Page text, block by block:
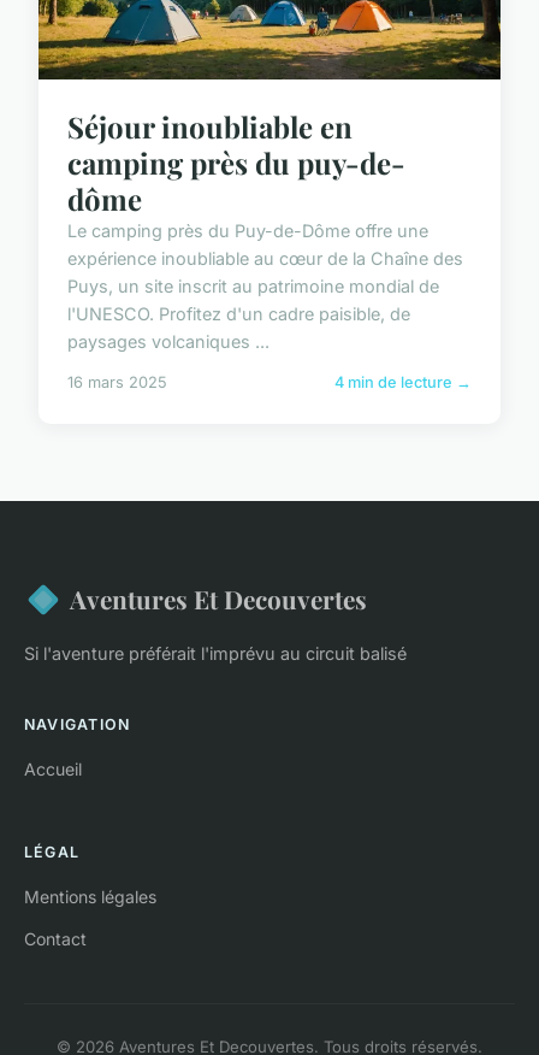
Séjour inoubliable en
camping près du puy-de-
dôme
Le camping près du Puy-de-Dôme offre une
expérience inoubliable au cœur de la Chaîne des
Puys, un site inscrit au patrimoine mondial de
l'UNESCO. Profitez d'un cadre paisible, de
paysages volcaniques ...
16 mars 2025 4 min de lecture →
Aventures Et Decouvertes
Si l'aventure préférait l'imprévu au circuit balisé
NAVIGATION
Accueil
LÉGAL
Mentions légales
Contact
© 2026 Aventures Et Decouvertes. Tous droits réservés.